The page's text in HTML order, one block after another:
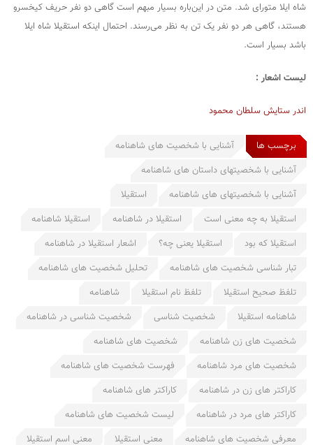
شاه ایلا متورای شد. متن در این‌باره بسیار مبهم است گاهی دو نفر حریف کیخسرو
هستند، گاهی هر دو نفر یک تن به نظر می‌رسند. احتمال اینکه استقیلا شاه ایلا
باشد بسیار است.
لیست اشعار :
اندر ستایش سلطان محمود
برچسب ها
آشنایی با شخصیت های شاهنامه
آشنایی با شخصیتهای داستان های شاهنامه
آشنایی با شخصیتهای های شاهنامه
استقیلا
استقیلا به چه معنی است
استقیلا در شاهنامه
استقیلا شاهنامه
استقیلا که بود
استقیلا یعنی چه؟
اشعار استقیلا در شاهنامه
تبار شناسی شخصیت های شاهنامه
تحلیل شخصیت های شاهنامه
تلفظ صحیح استقیلا
تلفظ نام استقیلا
شاهنامه
شاهنامه استقیلا
شخصیت شناسی
شخصیت شناسی در شاهنامه
شخصیت های زن شاهنامه
شخصیت های شاهنامه
شخصیت های مرد شاهنامه
فهرست شخصیت های شاهنامه
کاراکتر های زن در شاهنامه
کاراکتر های شاهنامه
کاراکتر های مرد در شاهنامه
لیست شخصیت های شاهنامه
معرفی شخصیت های شاهنامه
معنی استقیلا معنی اسم استقیلا